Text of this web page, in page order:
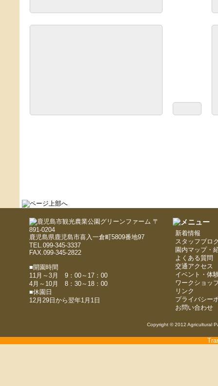
〒
891-0204
鹿児島県鹿児島市喜入一倉町5809番地97
TEL.099-345-3337
FAX.099-345-2822
■開園時間
11月～3月 9：00～17：00
4月～10月 8：30～18：00
■休園日
12月29日から翌年1月1日
新着情報
スタッフブロ
園内マップ・
よくある質問
交通アクセス
イベント・体
ワークショッ
リンク
プライバシー
お問い合わせ
Copyright © 2012 Agricultural